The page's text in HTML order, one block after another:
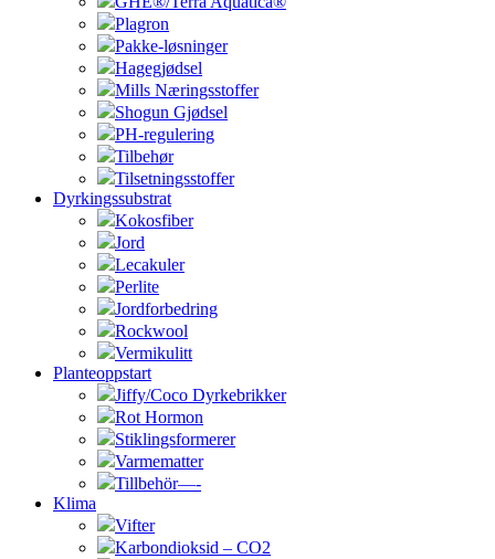
Plagron
Pakke-løsninger
Hagegjødsel
Mills Næringsstoffer
Shogun Gjødsel
PH-regulering
Tilbehør
Tilsetningsstoffer
Dyrkingssubstrat
Kokosfiber
Jord
Lecakuler
Perlite
Jordforbedring
Rockwool
Vermikulitt
Planteoppstart
Jiffy/Coco Dyrkebrikker
Rot Hormon
Stiklingsformerer
Varmematter
Tillbehör—-
Klima
Vifter
Karbondioksid – CO2